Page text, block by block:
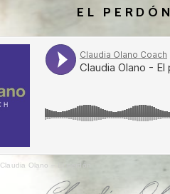
EL PERDÓN
Claudia Olano – El perdón